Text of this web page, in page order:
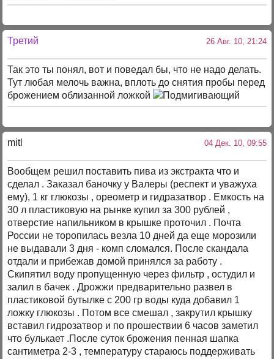
Третий 26 Авг. 10, 21:24
Так это ты понял, вот и поведал бы, что не надо делать.
Тут любая мелочь важна, вплоть до снятия пробы перед
брожением облизанной ложкой
mitl 04 Дек. 10, 09:55
Вообщем решил поставить пива из экстракта что и
сделал . Заказал баночку у Валеры (респект и уважуха
ему), 1 кг глюкозы , ореометр и гидразатвор . Емкость на
30 л пластиковую на рынке купил за 300 рублей ,
отверстие напильником в крышке проточил . Почта
России не торопилась везла 10 дней да еще морозили
не выдавали 3 дня - комп сломался. После скандала
отдали и прибежав домой принялся за работу .
Скипятил воду пропущенную через фильтр , остудил и
залил в бачек . Дрожжи предварительно развел в
пластиковой бутылке с 200 гр воды куда добавил 1
ложку глюкозы . Потом все смешал , закрутил крышку
вставил гидрозатвор и по прошествии 6 часов заметил
что булькает .После суток брожения пенная шапка
сантиметра 2-3 , температуру стараюсь поддерживать